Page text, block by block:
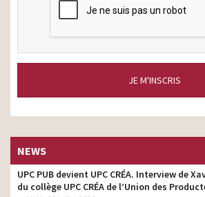
JE M'INSCRIS
NEWS
UPC PUB devient UPC CRÉA. Interview de
du collège UPC CRÉA de l’Union des